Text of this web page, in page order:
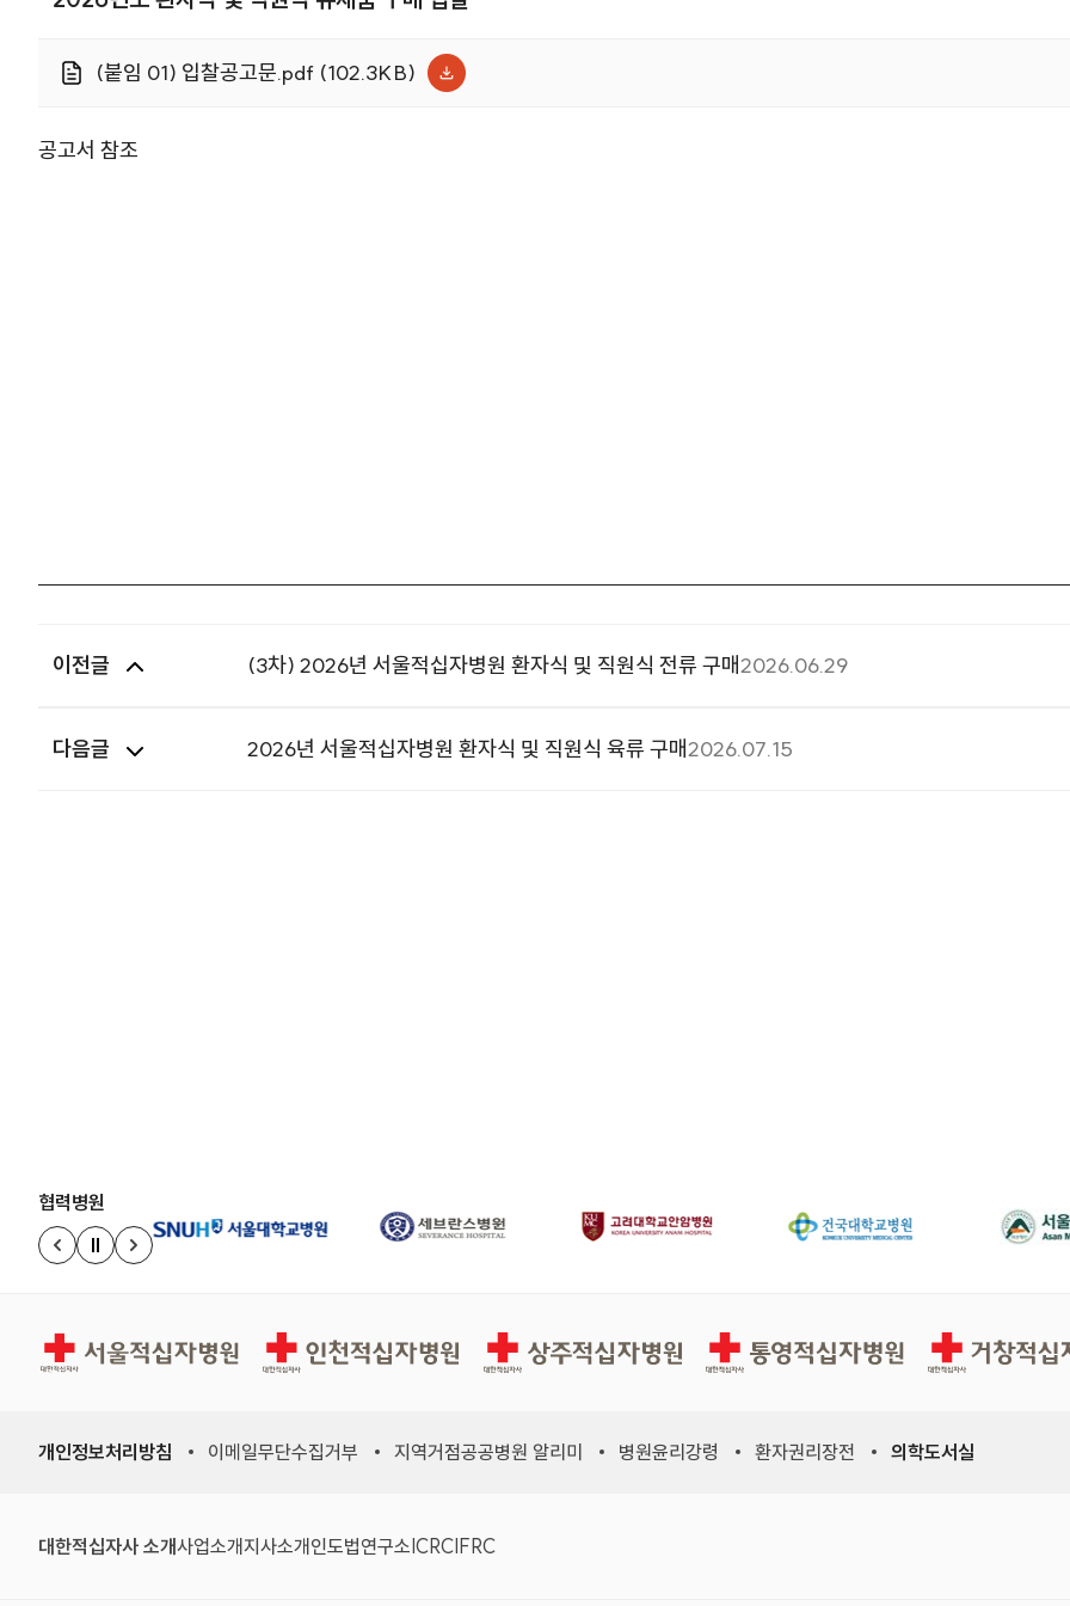
(붙임 01) 입찰공고문.pdf (102.3KB)
공고서 참조
이전글 (3차) 2026년 서울적십자병원 환자식 및 직원식 전류 구매2026.06.29
다음글 2026년 서울적십자병원 환자식 및 직원식 육류 구매2026.07.15
협력병원
이전 슬라이드
정지
다음 슬라이드
서울적십자병원 인천적십자병원 상주적십자병원 통영적십자병원 거창적십자병원
개인정보처리방침 이메일무단수집거부 지역거점공공병원 알리미 병원윤리강령 환자권리장전 의학도서실
대한적십자사 소개(새 창)
사업소개(새 창)
지사소개 (새 창)
인도법연구소(새 창)
ICRC(국제적십자위원회, 새 창)
IFRC(국제적십자사연맹, 새 창)